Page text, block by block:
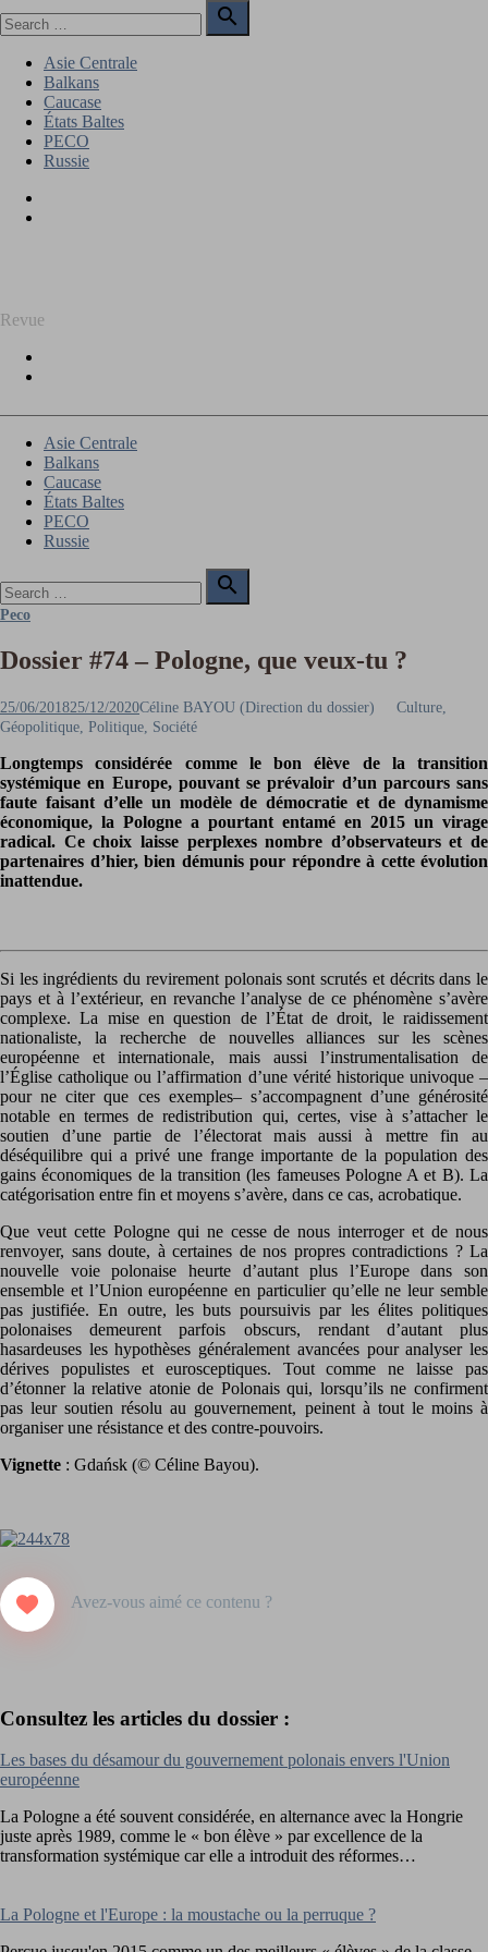
to
for:

Search
Asie Centrale
Balkans
Caucase
États Baltes
PECO
Russie
Revue
Asie Centrale
Balkans
Caucase
États Baltes
PECO
Russie
for:

Search
Peco
Dossier #74 – Pologne, que veux-tu ?
Posted
on
25/06/201825/12/2020Author
Céline BAYOU (Direction du dossier)
Culture,
Géopolitique, Politique, Société
Longtemps considérée comme le bon élève de la transition
systémique en Europe, pouvant se prévaloir d’un parcours sans
faute faisant d’elle un modèle de démocratie et de dynamisme
économique, la Pologne a pourtant entamé en 2015 un virage
radical. Ce choix laisse perplexes nombre d’observateurs et de
partenaires d’hier, bien démunis pour répondre à cette évolution
inattendue.
Si les ingrédients du revirement polonais sont scrutés et décrits dans le
pays et à l’extérieur, en revanche l’analyse de ce phénomène s’avère
complexe. La mise en question de l’État de droit, le raidissement
nationaliste, la recherche de nouvelles alliances sur les scènes
européenne et internationale, mais aussi l’instrumentalisation de
l’Église catholique ou l’affirmation d’une vérité historique univoque –
pour ne citer que ces exemples– s’accompagnent d’une générosité
notable en termes de redistribution qui, certes, vise à s’attacher le
soutien d’une partie de l’électorat mais aussi à mettre fin au
déséquilibre qui a privé une frange importante de la population des
gains économiques de la transition (les fameuses Pologne A et B). La
catégorisation entre fin et moyens s’avère, dans ce cas, acrobatique.
Que veut cette Pologne qui ne cesse de nous interroger et de nous
renvoyer, sans doute, à certaines de nos propres contradictions ? La
nouvelle voie polonaise heurte d’autant plus l’Europe dans son
ensemble et l’Union européenne en particulier qu’elle ne leur semble
pas justifiée. En outre, les buts poursuivis par les élites politiques
polonaises demeurent parfois obscurs, rendant d’autant plus
hasardeuses les hypothèses généralement avancées pour analyser les
dérives populistes et eurosceptiques. Tout comme ne laisse pas
d’étonner la relative atonie de Polonais qui, lorsqu’ils ne confirment
pas leur soutien résolu au gouvernement, peinent à tout le moins à
organiser une résistance et des contre-pouvoirs.
Vignette : Gdańsk (© Céline Bayou).
Consultez les articles du dossier :
Les bases du désamour du gouvernement polonais envers l'Union
européenne
La Pologne a été souvent considérée, en alternance avec la Hongrie
juste après 1989, comme le « bon élève » par excellence de la
transformation systémique car elle a introduit des réformes…
La Pologne et l'Europe : la moustache ou la perruque ?